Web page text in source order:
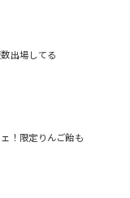
出場してる
！限定りんご飴も